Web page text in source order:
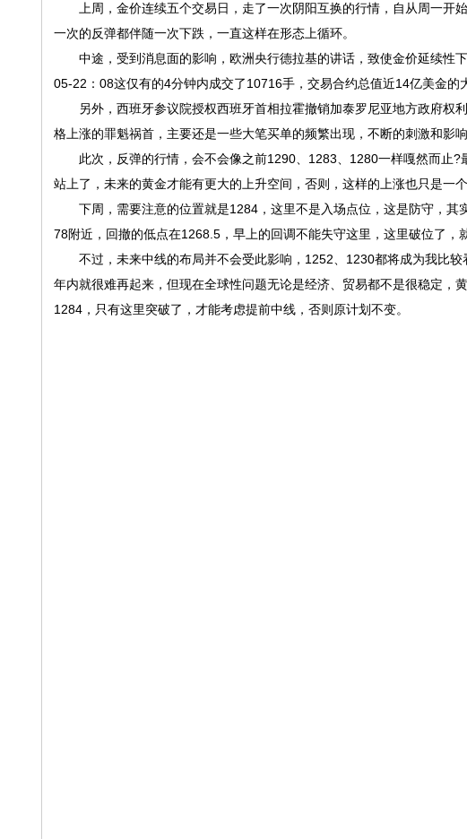
上周，金价连续五个交易日，走了一次阴阳互换的行情，自从周一开
一次的反弹都伴随一次下跌，一直这样在形态上循环。
中途，受到消息面的影响，欧洲央行德拉基的讲话，致使金价延续性
05-22：08这仅有的4分钟内成交了10716手，交易合约总值近14亿美金的
另外，西班牙参议院授权西班牙首相拉霍撤销加泰罗尼亚地方政府权
格上涨的罪魁祸首，主要还是一些大笔买单的频繁出现，不断的刺激和影响
此次，反弹的行情，会不会像之前1290、1283、1280一样嘎然而止?
站上了，未来的黄金才能有更大的上升空间，否则，这样的上涨也只是一
下周，需要注意的位置就是1284，这里不是入场点位，这是防守，其
78附近，回撤的低点在1268.5，早上的回调不能失守这里，这里破位了，
不过，未来中线的布局并不会受此影响，1252、1230都将成为我比较
年内就很难再起来，但现在全球性问题无论是经济、贸易都不是很稳定，
1284，只有这里突破了，才能考虑提前中线，否则原计划不变。